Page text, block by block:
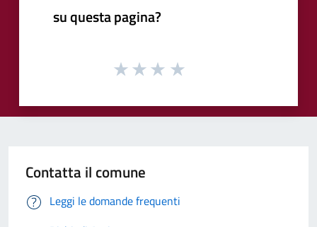
su questa pagina?
Contatta il comune
Leggi le domande frequenti